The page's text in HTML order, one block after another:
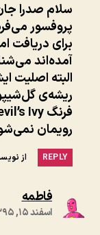
سلام صدرا
پروفسور
برای دریافت
آمده‌اند
البته اصلیت
ریشه‌ی
رویمان
REPLY از
فاطمه:
اسفند ۱۵, ۱۳۹۵ در ۵:۵۵ ق.ظ